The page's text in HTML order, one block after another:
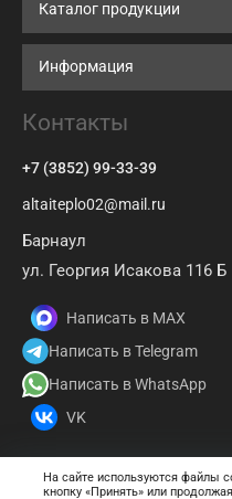
Каталог продукции
Информация
Контакты
+7 (3852) 99-33-39
altaiteplo02@mail.ru
Барнаул
ул. Георгия Исакова 116 Б
Написать в MAX
Написать в Telegram
Написать в WhatsApp
VK
На сайте используются файлы
кнопку «Принять» или